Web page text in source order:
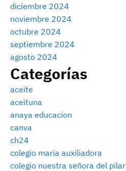
diciembre 2024
noviembre 2024
octubre 2024
septiembre 2024
agosto 2024
Categorías
aceite
aceituna
anaya educacion
canva
ch24
colegio maria auxiliadora
colegio nuestra señora del pilar